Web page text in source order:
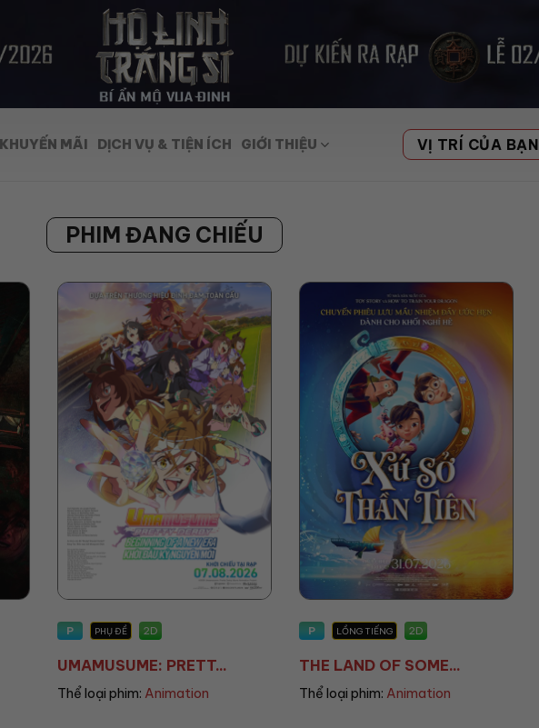
MÃI DỊCH VỤ & TIỆN ÍCH GIỚI THIỆU VỊ TRÍ CỦA BẠN
PHIM ĐANG CHIẾU
LỒNG TIẾNG
THE LAND OF SOME...
Thể loại phim:Animation
T13 PHỤ ĐỀ/LỒNG TIẾNG
DEAR YOU: THƯ TÌ...
Thể loại phim:Drama